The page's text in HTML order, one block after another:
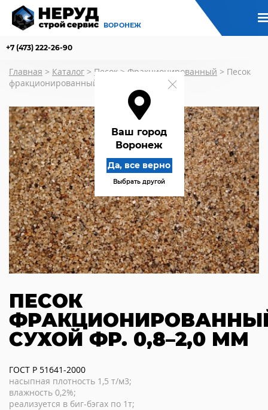
ВОРОНЕЖ
Ваш город
Воронеж
Да, все верно
Выбрать другой
+7 (473) 222-26-90
Главная > Каталог > Песок > Фракционированный > Песок
фракционированный сухой фр. 0,8–2,0 мм
ПЕСОК
СУХОЙ ФР. 0,8–2,0 ММ
ГОСТ Р 51641-2000
насыпная плотность 1,5 т/м3;
влажность 0,2%;
реализуется в биг-бэгах по 1т;